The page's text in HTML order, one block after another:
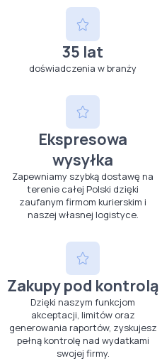
35 lat
doświadczenia w branży
Ekspresowa
wysyłka
Zapewniamy szybką dostawę na
terenie całej Polski dzięki
zaufanym firmom kurierskim i
naszej własnej logistyce.
Zakupy pod kontrolą
Dzięki naszym funkcjom
akceptacji, limitów oraz
generowania raportów, zyskujesz
pełną kontrolę nad wydatkami
swojej firmy.